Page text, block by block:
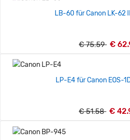
LB-60 für Canon LK-62
€ 75.59 €
LP-E4 für Canon EOS-
€ 51.58 €